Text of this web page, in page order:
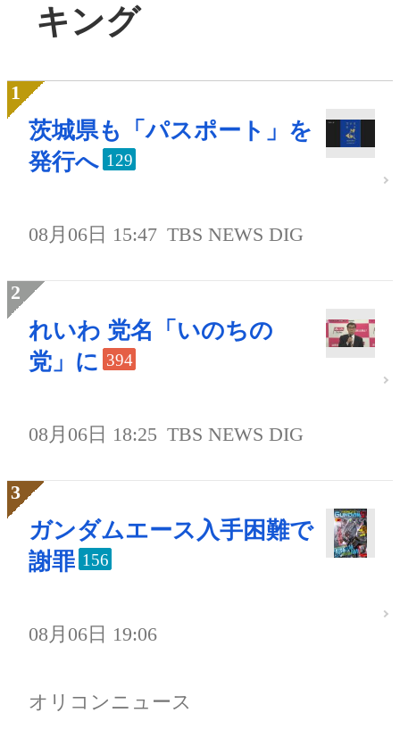
キング
茨城県も「パスポート」を
発行へ 129
08月06日 15:47 TBS NEWS DIG
れいわ 党名「いのちの
党」に 394
08月06日 18:25 TBS NEWS DIG
ガンダムエース入手困難で
謝罪 156
08月06日 19:06
オリコンニュース